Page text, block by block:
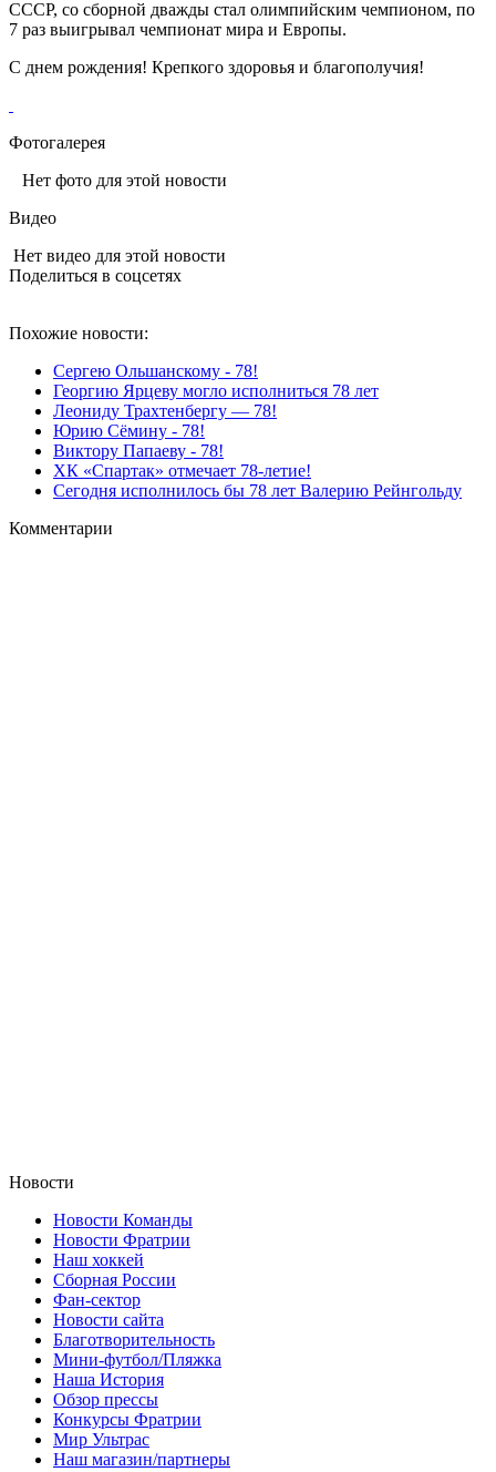
СССР, со сборной дважды стал олимпийским чемпионом, по
7 раз выигрывал чемпионат мира и Европы.
С днем рождения! Крепкого здоровья и благополучия!
Фотогалерея
Нет фото для этой новости
Видео
Нет видео для этой новости
Поделиться в соцсетях
Похожие новости:
Сергею Ольшанскому - 78!
Георгию Ярцеву могло исполниться 78 лет
Леониду Трахтенбергу — 78!
Юрию Сёмину - 78!
Виктору Папаеву - 78!
ХК «Спартак» отмечает 78-летие!
Сегодня исполнилось бы 78 лет Валерию Рейнгольду
Комментарии
Новости
Новости Команды
Новости Фратрии
Наш хоккей
Сборная России
Фан-cектор
Новости сайта
Благотворительность
Мини-футбол/Пляжка
Наша История
Обзор прессы
Конкурсы Фратрии
Мир Ультрас
Наш магазин/партнеры